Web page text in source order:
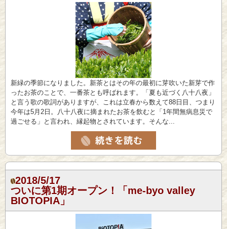
新緑の季節になりました。新茶とはその年の最初に芽吹いた新芽で作
ったお茶のことで、一番茶とも呼ばれます。「夏も近づく八十八夜」
と言う歌の歌詞がありますが、これは立春から数えて88日目、つまり
今年は5月2日。八十八夜に摘まれたお茶を飲むと「1年間無病息災で
過ごせる」と言われ、縁起物とされています。そんな...
2018/5/17
ついに第1期オープン！「me-byo valley
BIOTOPIA」